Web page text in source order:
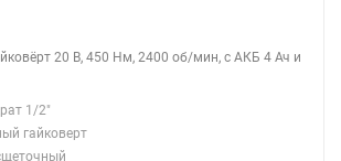
20 В, 450 Нм, 2400 об/мин, с АКБ 4 Ач и
1/2"
гайковерт